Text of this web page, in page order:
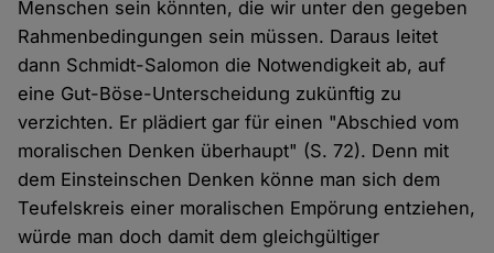
Menschen sein könnten, die wir unter den gegeben
Rahmenbedingungen sein müssen. Daraus leitet
dann Schmidt-Salomon die Notwendigkeit ab, auf
eine Gut-Böse-Unterscheidung zukünftig zu
verzichten. Er plädiert gar für einen "Abschied vom
moralischen Denken überhaupt" (S. 72). Denn mit
dem Einsteinschen Denken könne man sich dem
Teufelskreis einer moralischen Empörung entziehen,
würde man doch damit dem gleichgültiger